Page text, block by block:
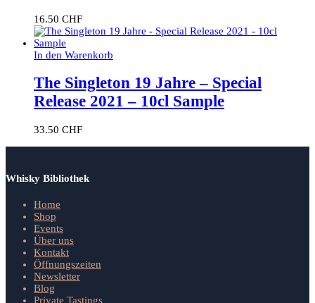
16.50 CHF
In den Warenkorb
The Singleton 19 Jahre – Special
Release 2021 – 10cl Sample
33.50 CHF
Whisky Bibliothek
Home
Shop
Events
Über uns
Kontakt
Öffnungszeiten
Newsletter
Blog
Private Tastings